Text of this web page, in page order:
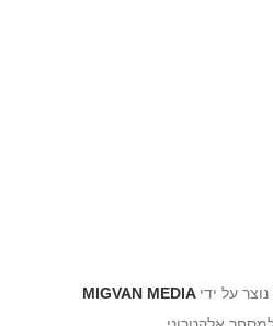
MIGVAN MEDIA